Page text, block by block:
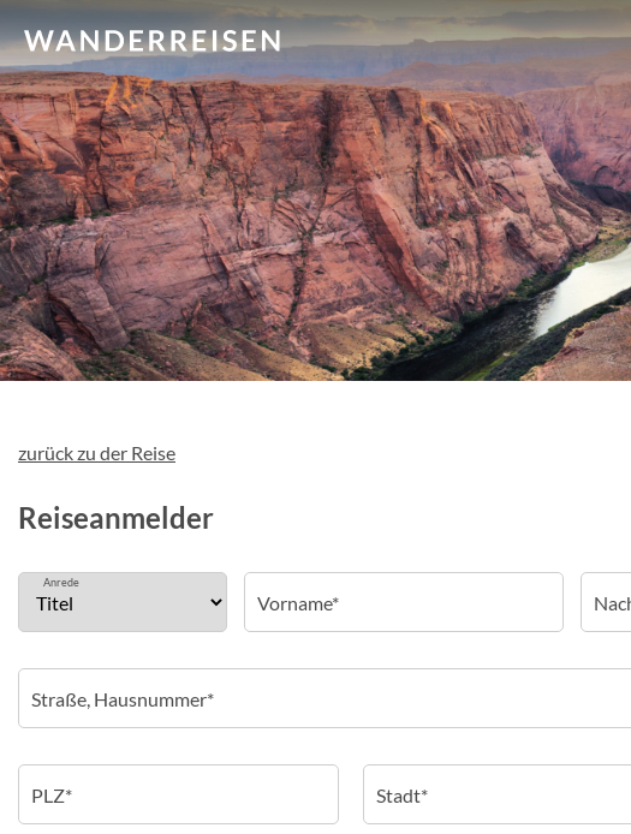
zurück zu der Reise
Reiseanmelder
Anrede